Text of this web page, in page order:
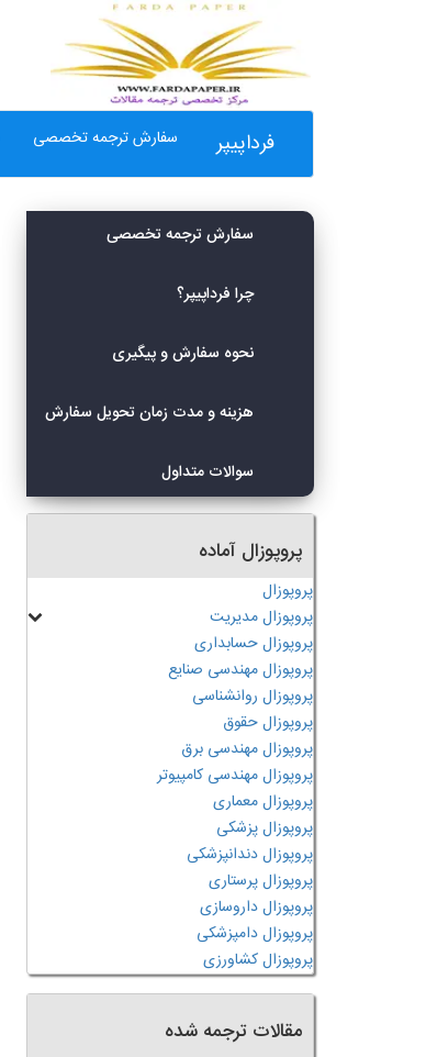
فرداپیپر سفارش ترجمه تخصصی
سفارش ترجمه تخصصی
چرا فرداپیپر؟
نحوه سفارش و پیگیری
هزینه و مدت زمان تحویل سفارش
سوالات متداول
پروپوزال آماده
پروپوزال
پروپوزال مدیریت
پروپوزال حسابداری
پروپوزال مهندسی صنایع
پروپوزال روانشناسی
پروپوزال حقوق
پروپوزال مهندسی برق
پروپوزال مهندسی کامپیوتر
پروپوزال معماری
پروپوزال پزشکی
پروپوزال دندانپزشکی
پروپوزال پرستاری
پروپوزال داروسازی
پروپوزال دامپزشکی
پروپوزال کشاورزی
مقالات ترجمه شده